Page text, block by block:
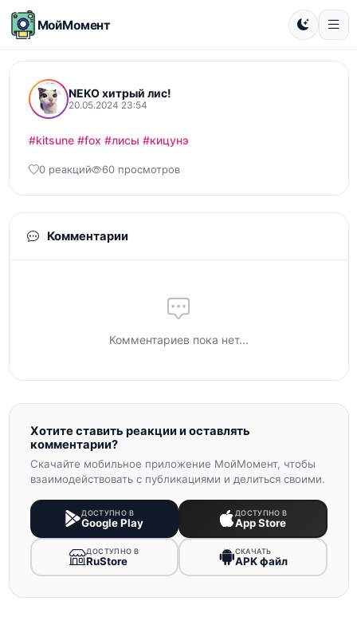
МойМомент
NEKO хитрый лис!
20.05.2024 23:54
#kitsune #fox #лисы #кицунэ
0 реакций 60 просмотров
Комментарии
Комментариев пока нет...
Хотите ставить реакции и оставлять
комментарии?
Скачайте мобильное приложение МойМомент, чтобы
взаимодействовать с публикациями и делиться своими.
ДОСТУПНО В
Google Play
ДОСТУПНО В
App Store
ДОСТУПНО В
RuStore
СКАЧАТЬ
APK файл